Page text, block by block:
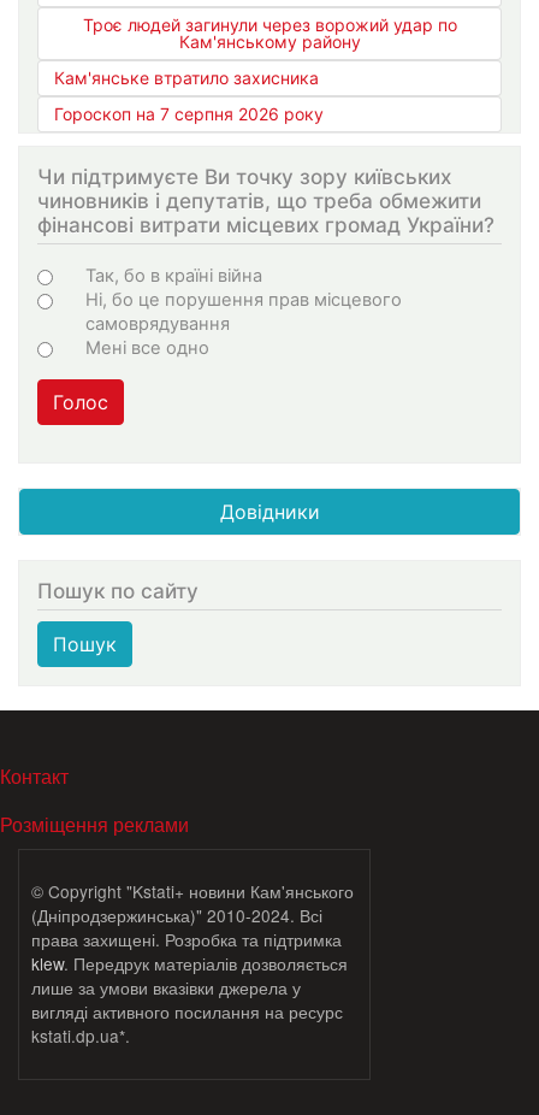
Троє людей загинули через ворожий удар по
Кам'янському району
Кам'янське втратило захисника
Гороскоп на 7 серпня 2026 року
Чи підтримуєте Ви точку зору київських
чиновників і депутатів, що треба обмежити
фінансові витрати місцевих громад України?
Варіанти
Так, бо в країні війна
Ні, бо це порушення прав місцевого
самоврядування
Мені все одно
Голос
Довідники
Пошук по сайту
Пошук
МЕНЮ В ПОДВАЛЕ
Контакт
Розміщення реклами
© Copyright "Kstati+ новини Кам'янського
(Дніпродзержинська)" 2010-2024. Всі
права захищені. Розробка та підтримка
klew. Передрук матеріалів дозволяється
лише за умови вказівки джерела у
вигляді активного посилання на ресурс
kstati.dp.ua*.